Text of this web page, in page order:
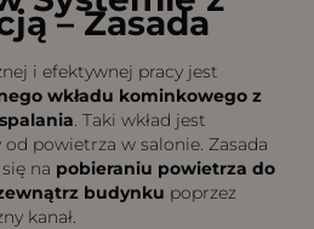
– Zasada
i efektywnej pracy jest
wkładu kominkowego z
. Taki wkład jest
powietrza w salonie. Zasada
na pobieraniu powietrza do
budynku poprzez
kanał.